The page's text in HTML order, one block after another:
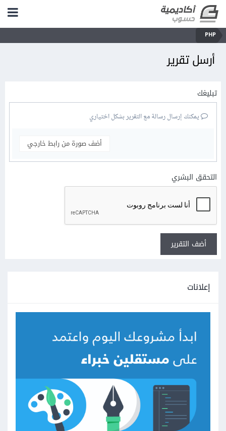
PHP
أرسل تقرير
تبليغك
يمكنك إرسال رسالة مع التقرير بشكل اختياري
أضف صورة من رابط خارجي
التحقق البشري
أضف التقرير
إعلانات